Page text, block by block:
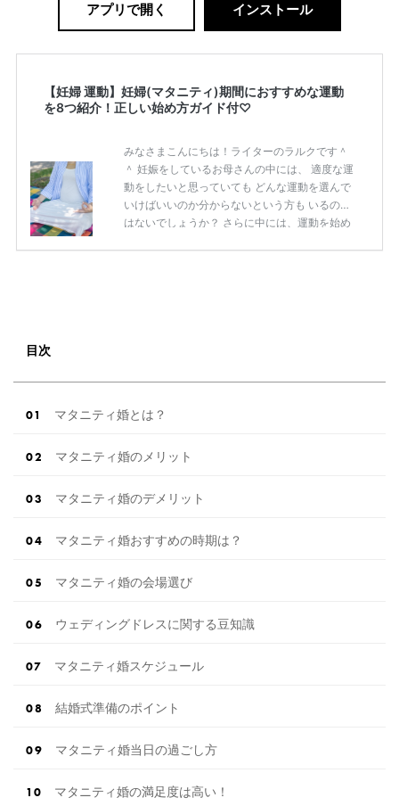
アプリで開く インストール
【妊婦 運動】妊婦(マタニティ)期間におすすめな運動
を8つ紹介！正しい始め方ガイド付♡
みなさまこんにちは！ライターのラルクです＾
＾ 妊娠をしているお母さんの中には、 適度な運
動をしたいと思っていても どんな運動を選んで
いけばいいのか分からないという方も いるので
はないでしょうか？ さらに中には、運動を始め
なのは 正し […]続きを読む
目次
マタニティ婚とは？
マタニティ婚のメリット
マタニティ婚のデメリット
マタニティ婚おすすめの時期は？
マタニティ婚の会場選び
ウェディングドレスに関する豆知識
マタニティ婚スケジュール
結婚式準備のポイント
マタニティ婚当日の過ごし方
マタニティ婚の満足度は高い！